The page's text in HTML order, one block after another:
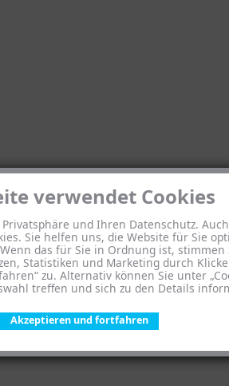
verwendet Cookies
und Ihren Datenschutz.
Sie helfen uns, die Website für Sie
das für Sie in Ordnung ist, stimmen
Statistiken und Marketing durch
zu. Alternativ können Sie unter
treffen und sich zu den Details
Akzeptieren und fortfahren